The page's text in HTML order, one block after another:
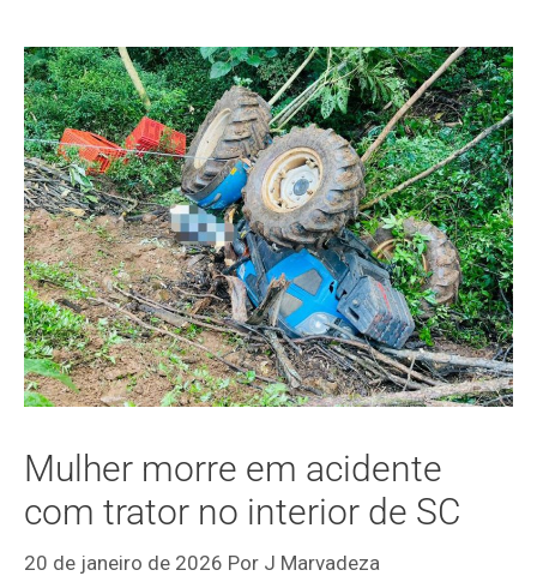
Mulher morre em acidente
com trator no interior de SC
20 de janeiro de 2026 Por J Marvadeza